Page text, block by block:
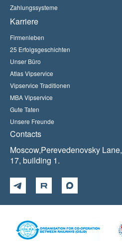
Zahlungssysteme
Karriere
Firmenleben
25 Erfolgsgeschichten
Unser Büro
Atlas Vipservice
Vipservice Traditionen
MBA Vipservice
Gute Taten
Unsere Freunde
Contacts
Moscow,Perevedenovsky Lane,
17, building 1.